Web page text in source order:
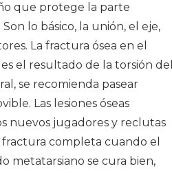
que protege la parte
lo básico, la unión, el eje,
La fractura ósea en el
el resultado de la torsión del
se recomienda pasear
Las lesiones óseas
nuevos jugadores y reclutas
completa cuando el
metatarsiano se cura bien,